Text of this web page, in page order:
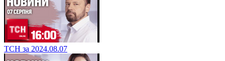
ТСН за 2024.08.07